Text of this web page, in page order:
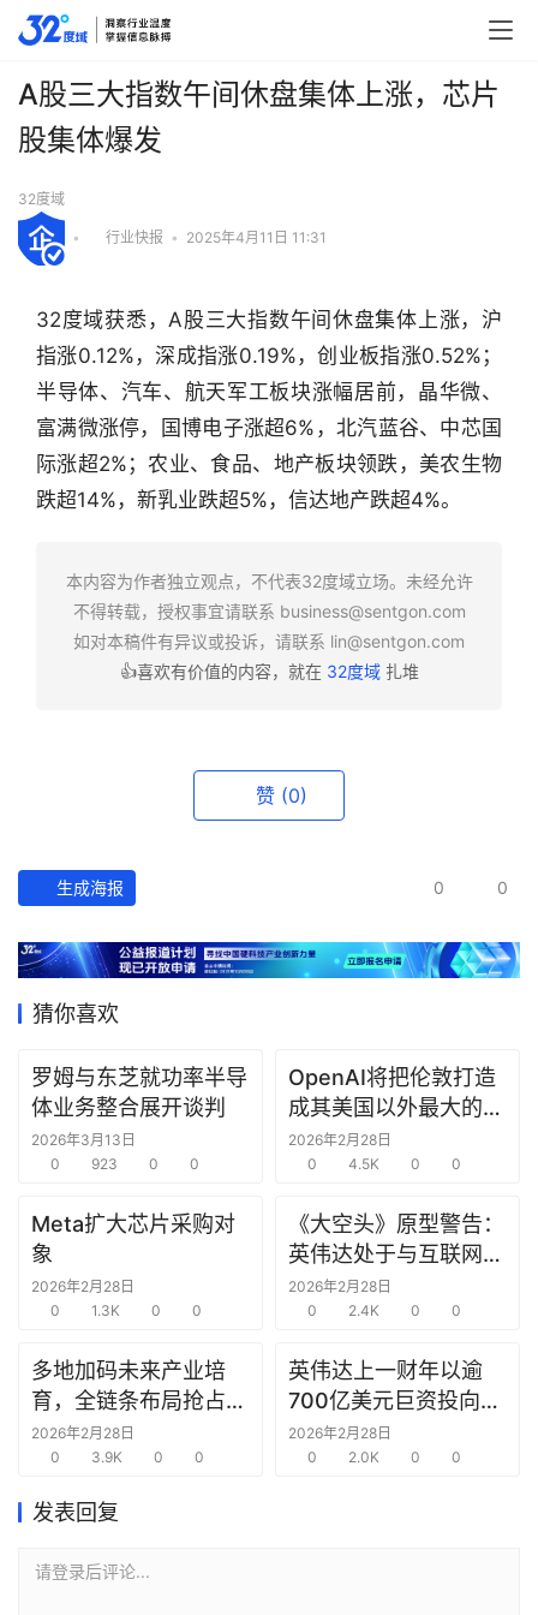
行
业
产
经
数
据
研
创
投
商
机
圈
A股三大指数午间休盘集体上涨，芯片
股集体爆发
32度域
• 行业快报 • 2025年4月11日 11:31
32度域获悉，A股三大指数午间休盘集体上涨，沪
指涨0.12%，深成指涨0.19%，创业板指涨0.52%；
半导体、汽车、航天军工板块涨幅居前，晶华微、
富满微涨停，国博电子涨超6%，北汽蓝谷、中芯国
际涨超2%；农业、食品、地产板块领跌，美农生物
跌超14%，新乳业跌超5%，信达地产跌超4%。
本内容为作者独立观点，不代表32度域立场。未经允许
不得转载，授权事宜请联系 business@sentgon.com
如对本稿件有异议或投诉，请联系 lin@sentgon.com
👍喜欢有价值的内容，就在 32度域扎堆
赞 (0)
生成海报 0 0
猜你喜欢
罗姆与东芝就功率半导
体业务整合展开谈判
2026年3月13日
0
923 0 0
OpenAI将把伦敦打造
成其美国以外最大的研
究中心
2026年2月28日
0
4.5K 0 0
Meta扩大芯片采购对
象
2026年2月28日
0
1.3K 0 0
《大空头》原型警告：
英伟达处于与互联网泡
沫时期思科同样的“危
险境地”
2026年2月28日
0
2.4K 0 0
多地加码未来产业培
育，全链条布局抢占新
赛道先机
2026年2月28日
0
3.9K 0 0
英伟达上一财年以逾
700亿美元巨资投向合
作方，竭力巩固AI芯片
需求
2026年2月28日
0
2.0K 0 0
发表回复
请登录后评论...